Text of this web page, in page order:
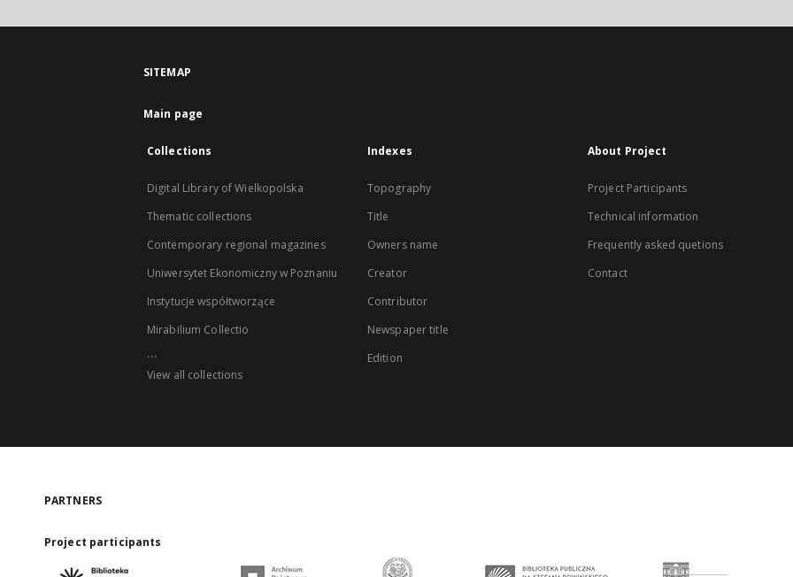
SITEMAP
Main page
Collections
Digital Library of Wielkopolska
Thematic collections
Contemporary regional magazines
Uniwersytet Ekonomiczny w Poznaniu
Instytucje współtworzące
Mirabilium Collectio
...
View all collections
Indexes
Topography
Title
Owners name
Creator
Contributor
Newspaper title
Edition
About Project
Project Participants
Technical information
Frequently asked quetions
Contact
PARTNERS
Project participants